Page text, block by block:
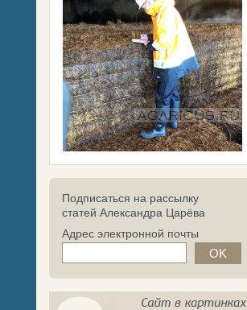
Подписаться на рассылку
статей Александра Царёва
Адрес электронной почты